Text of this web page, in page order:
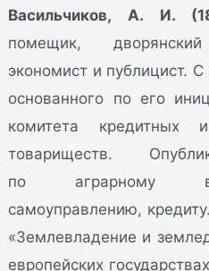
Васильчиков, А. И.
помещик,
экономист и публицист.
основанного по его
комитета кредитных и
товариществ.
по аграрному
самоуправлению,
«Землевладение и
европейских